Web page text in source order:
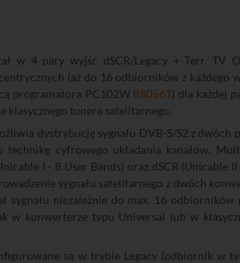
w 4 pary wyjść dSCR/Legacy + Terr. TV
(aż do 16 odbiorników z
programatora PC102W R80561 ) dla każdej
klasycznego tunera satelitarnego.
dystrybucję sygnału DVB-S/S2 z
cyfrowego układania kanałów.
I - 8 User Bands) oraz dSCR (Unicable
sygnału satelitarnego z dwóch
sygnału niezależnie do max. 16
w konwerterze typu Universal lub w
są w trybie Legacy (odbiornik w